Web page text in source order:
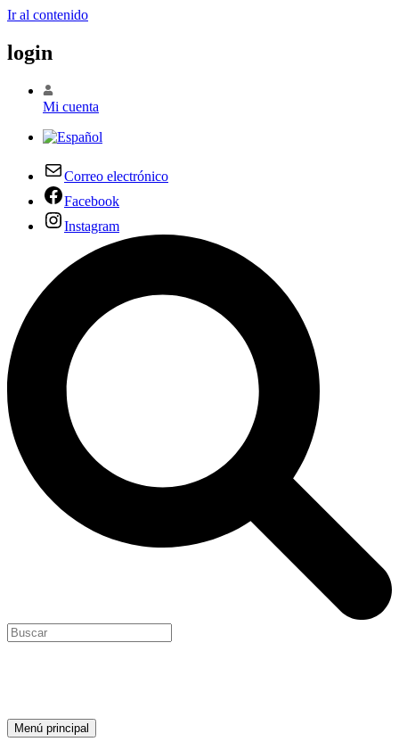
Ir al contenido
login
Mi cuenta
Correo electrónico
Facebook
Instagram
Menú principal